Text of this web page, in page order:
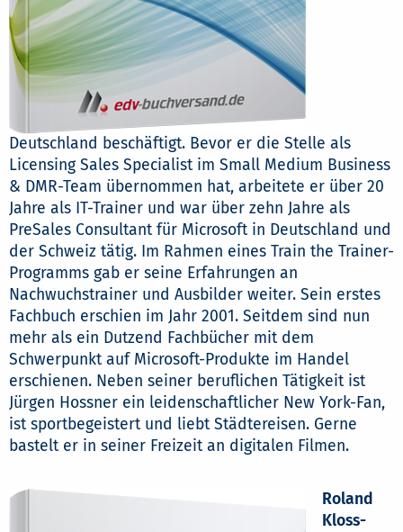
Deutschland beschäftigt. Bevor er die Stelle als
Licensing Sales Specialist im Small Medium Business
& DMR-Team übernommen hat, arbeitete er über 20
Jahre als IT-Trainer und war über zehn Jahre als
PreSales Consultant für Microsoft in Deutschland und
der Schweiz tätig. Im Rahmen eines Train the Trainer-
Programms gab er seine Erfahrungen an
Nachwuchstrainer und Ausbilder weiter. Sein erstes
Fachbuch erschien im Jahr 2001. Seitdem sind nun
mehr als ein Dutzend Fachbücher mit dem
Schwerpunkt auf Microsoft-Produkte im Handel
erschienen. Neben seiner beruflichen Tätigkeit ist
Jürgen Hossner ein leidenschaftlicher New York-Fan,
ist sportbegeistert und liebt Städtereisen. Gerne
bastelt er in seiner Freizeit an digitalen Filmen.
Roland
Kloss-